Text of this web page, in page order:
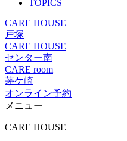
TOPICS
CARE HOUSE
戸塚
CARE HOUSE
センター南
CARE room
茅ケ崎
オンライン予約
メニュー
CARE HOUSE